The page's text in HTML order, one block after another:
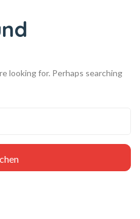
looking for. Perhaps searching